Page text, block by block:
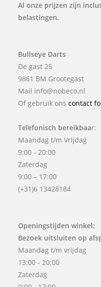
Al onze prijzen zijn
belastingen.
Bullseye Darts
De gast 25
9861 BM Grootegast
Mail info@nobeco.nl
Of gebruik onscontact
Telefonisch bereikbaar:
Maandag t/m Vrijdag
9:00 - 20:00
Zaterdag
9:00 – 17:00
(+31)6 13428184
Openingstijden winkel:
Bezoek uitsluiten op
Maandag t/m vrijdag
13:00 - 20:00
Zaterdag